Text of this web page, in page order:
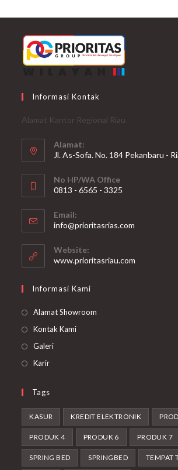
Informasi Kontak
Alamat Kantor Regional Riau
Alamat:
Jl. As-Sofa. No. 184 Pekanbaru -
No HP/WA Office
0813 - 6565 - 3325
in
your
application
Email:
info@prioritasrias.com
Website:
www.prioritasriau.com
Informasi Kami
Alamat Showroom
Kontak Kami
Galeri
Karir
Tags
KASUR KREDIT ELEKTRONIK
PRODUK 4 PRODUK 6 PRODUK 7
SPRING BED SPRINGBED TEMPAT